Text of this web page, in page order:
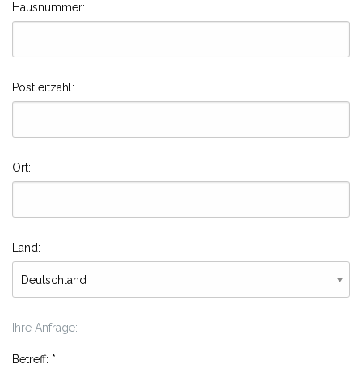
Hausnummer:
Postleitzahl:
Ort:
Land:
Ihre Anfrage:
Betreff: *